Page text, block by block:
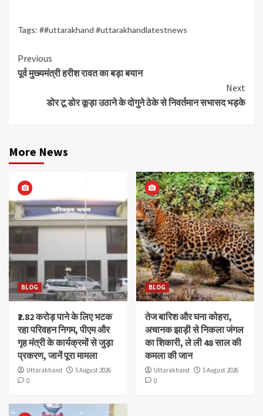
Tags: ##uttarakhand #uttarakhandlatestnews
Continue
Reading
Previous
पूर्व मुख्यमंत्री हरीश रावत का बड़ा बयान
Next
डोर टू डोर कूड़ा उठाने के दोगुने ठेके से निवर्तमान सभासद भड़के
More News
BLOG
₹2.82 करोड़ पाने के लिए भटक
रहा परिवहन निगम, पीएम और
गृह मंत्री के कार्यक्रमों से जुड़ा
प्रकरण, जानें पूरा मामला
Uttarakhand
5 August 2026
0
BLOG
तेज बारिश और घना कोहरा,
अचानक झाड़ी से निकला जंगल
का शिकारी, ले ली 48 साल की
कमला की जान
Uttarakhand
5 August 2026
0